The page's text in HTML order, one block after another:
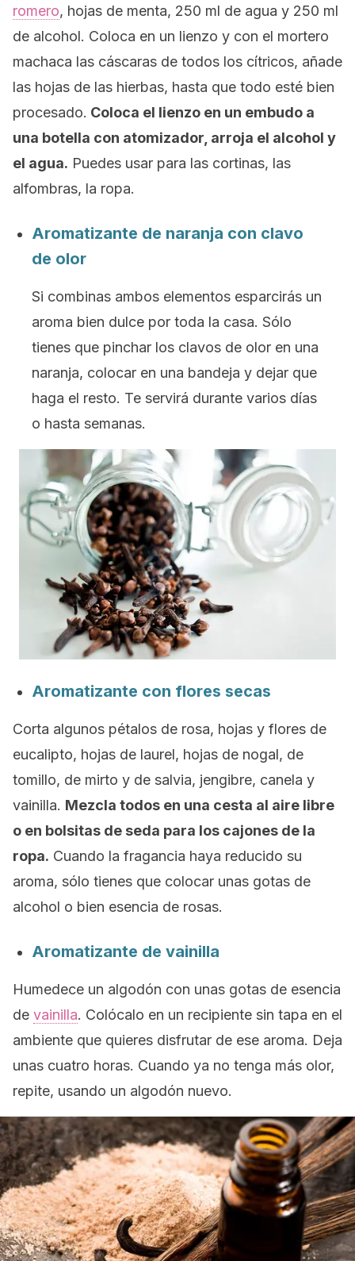
romero, hojas de menta, 250 ml de agua y 250 ml
de alcohol. Coloca en un lienzo y con el mortero
machaca las cáscaras de todos los cítricos, añade
las hojas de las hierbas, hasta que todo esté bien
procesado. Coloca el lienzo en un embudo a
una botella con atomizador, arroja el alcohol y
el agua. Puedes usar para las cortinas, las
alfombras, la ropa.
Aromatizante de naranja con clavo
de olor
Si combinas ambos elementos esparcirás un
aroma bien dulce por toda la casa. Sólo
tienes que pinchar los clavos de olor en una
naranja, colocar en una bandeja y dejar que
haga el resto. Te servirá durante varios días
o hasta semanas.
Aromatizante con flores secas
Corta algunos pétalos de rosa, hojas y flores de
eucalipto, hojas de laurel, hojas de nogal, de
tomillo, de mirto y de salvia, jengibre, canela y
vainilla. Mezcla todos en una cesta al aire libre
o en bolsitas de seda para los cajones de la
ropa. Cuando la fragancia haya reducido su
aroma, sólo tienes que colocar unas gotas de
alcohol o bien esencia de rosas.
Aromatizante de vainilla
Humedece un algodón con unas gotas de esencia
de vainilla. Colócalo en un recipiente sin tapa en el
ambiente que quieres disfrutar de ese aroma. Deja
unas cuatro horas. Cuando ya no tenga más olor,
repite, usando un algodón nuevo.